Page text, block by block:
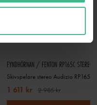
1 611 kr 2 985 kr